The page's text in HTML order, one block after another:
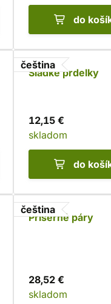
do
čeština
Sladké prdelky
12,15 €
skladom
do
čeština
Příšerné páry
28,52 €
skladom